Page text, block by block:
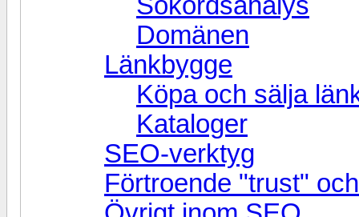
Domänen
Länkbygge
Köpa och sälja
Kataloger
SEO-verktyg
Förtroende "trust"